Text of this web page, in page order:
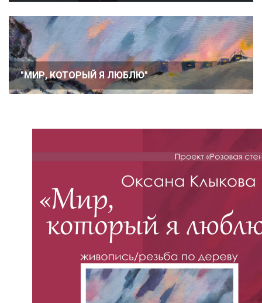
"МИР, КОТОРЫЙ Я ЛЮБЛЮ"